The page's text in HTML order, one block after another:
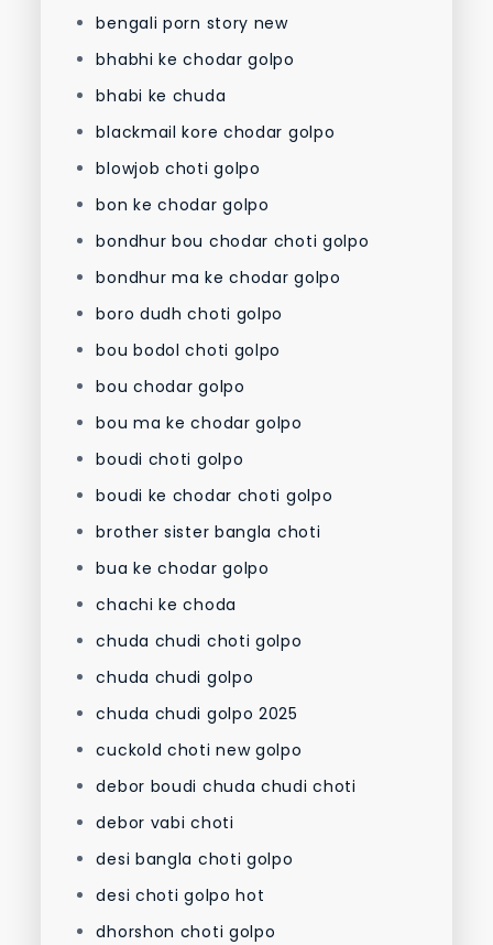
bengali porn story new
bhabhi ke chodar golpo
bhabi ke chuda
blackmail kore chodar golpo
blowjob choti golpo
bon ke chodar golpo
bondhur bou chodar choti golpo
bondhur ma ke chodar golpo
boro dudh choti golpo
bou bodol choti golpo
bou chodar golpo
bou ma ke chodar golpo
boudi choti golpo
boudi ke chodar choti golpo
brother sister bangla choti
bua ke chodar golpo
chachi ke choda
chuda chudi choti golpo
chuda chudi golpo
chuda chudi golpo 2025
cuckold choti new golpo
debor boudi chuda chudi choti
debor vabi choti
desi bangla choti golpo
desi choti golpo hot
dhorshon choti golpo